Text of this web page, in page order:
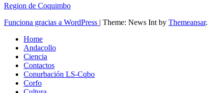
Region de Coquimbo
Funciona gracias a WordPress | Theme: News Int by Themeansar.
Home
Andacollo
Ciencia
Contactos
Conurbación LS-Cqbo
Corfo